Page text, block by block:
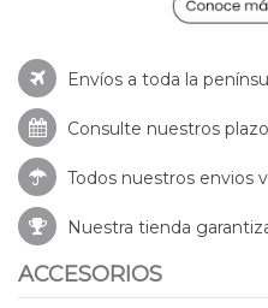
Envíos a toda la
Consulte nuestros
Todos nuestros envios
Nuestra tienda
ACCESORIOS